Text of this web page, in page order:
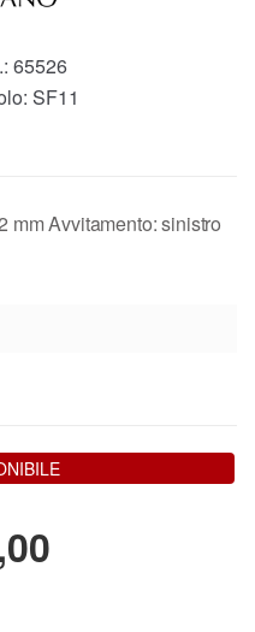
65526
SF11
mm Avvitamento: sinistro